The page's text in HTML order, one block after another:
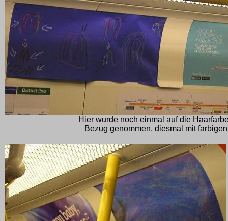
Hier wurde noch einmal auf die
Bezug genommen, diesmal mit